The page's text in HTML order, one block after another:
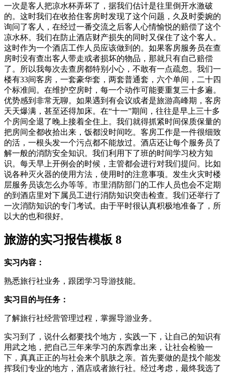
一次是客人把凉水杯弄坏了，据我们估计是往里倒开水激破
的。这时我们在收拾住客房时发现了这个问题，久及时委婉的
询问了客人，在经过一番交流之后客人心情愉悦的赔偿了这个
凉水杯。我们在防止酒店财产损失的同时又保住了这个客人。
这时作为一个酒店工作人员应该做到的。如果客房服务员在查
房时没有查出客人带走或者损坏的物品，那就只有自己赔偿
了。所以我每次去查房都特别小心，不敢有一点疏忽。我们一
楼有33间客房，一套豪华套，两套普通套，六个单间，二十四
个标准间。在维护空房时，每一个动作可能要重复三十多遍。
优势感到非常无聊。如果遇到有会议或者是旅游高峰期，客房
天天爆满，甚至还得加床。在“十一”期间，往往是早上三十多
个房间全退了晚上接着全住上。我们就得抓紧时间保质保量的
把房间全都收拾出来，饭都没时间吃。客房工作是一件很细致
的活，一根头发一个污点都不能放过。酒店还让每个服务员了
解一般的消防安全知识。我们利用下了班的时间学习校方知
识。每天早上开例会的时候，主管都会进行对我们提问。比如
说各种灭火器的使用方法，使用时的注意事项。发生火灾时楼
层服务员该怎么办等等。市里消防部门的工作人员也会不定期
的到酒店里对下属员工进行消防知识突击检查。我们还举行了
一次消防知识的专门考试。由于平时很认真积极地准备了，所
以大的也和很好。
旅游的实习报告模板 8
实习内容：
熟悉旅行社业务，跟团学习导游技能。
实习目的与任务：
了解旅行社经营管理过程，掌握导游业务。
实习到了，说什么都要找个地方，实践一下，让自己的知识有
用武之地，把自己三年来学习的东西拿出来，让社会检验一
下，真真正正的与社会来个肌肤之亲。首先要做的是找个能发
挥我们专业的地方，酒店或者旅行社。经过考虑，最终我选了